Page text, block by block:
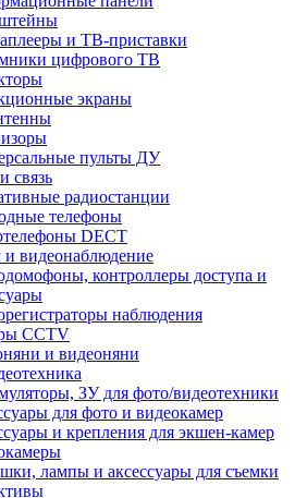
и ТВ-приставки
цифрового ТВ
экраны
пульты ДУ
связь
радиостанции
телефоны
DECT
видеонаблюдение
контроллеры доступа и
наблюдения
CCTV
и видеоняни
ЗУ для фото/видеотехники
для фото и видеокамер
и крепления для экшен-камер
лампы и аксессуары для съемки